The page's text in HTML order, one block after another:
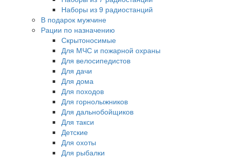
Наборы из 9 радиостанций
В подарок мужчине
Рации по назначению
Скрытоносимые
Для МЧС и пожарной охраны
Для велосипедистов
Для дачи
Для дома
Для походов
Для горнолыжников
Для дальнобойщиков
Для такси
Детские
Для охоты
Для рыбалки